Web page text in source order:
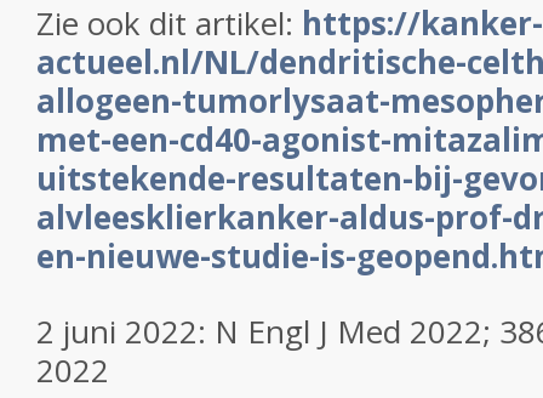
Zie ook dit artikel: https://kanker-
actueel.nl/NL/dendritische-
allogeen-tumorlysaat-
met-een-cd40-agonist-
uitstekende-resultaten-bij-
alvleesklierkanker-aldus-prof-
en-nieuwe-studie-is-
2 juni 2022: N Engl J Med 2022;
2022